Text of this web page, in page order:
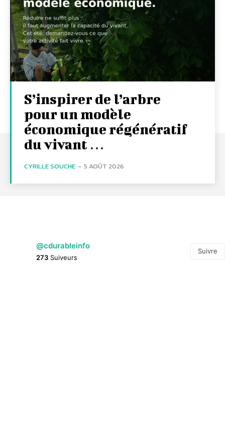
S’inspirer de l’arbre
pour un modèle
économique régénératif
du vivant …
CYRILLE SOUCHE - 5 AOÛT 2026
@cdurableinfo
273 Suiveurs
Suivre